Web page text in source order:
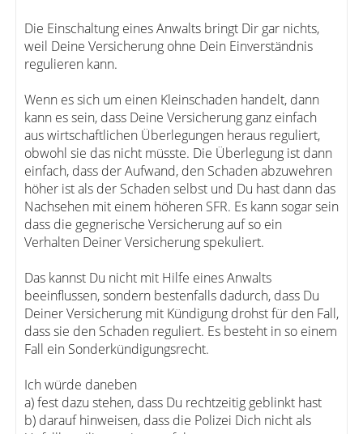
Die Einschaltung eines Anwalts bringt Dir gar nichts,
weil Deine Versicherung ohne Dein Einverständnis
regulieren kann.
Wenn es sich um einen Kleinschaden handelt, dann
kann es sein, dass Deine Versicherung ganz einfach
aus wirtschaftlichen Überlegungen heraus reguliert,
obwohl sie das nicht müsste. Die Überlegung ist dann
einfach, dass der Aufwand, den Schaden abzuwehren
höher ist als der Schaden selbst und Du hast dann das
Nachsehen mit einem höheren SFR. Es kann sogar sein
dass die gegnerische Versicherung auf so ein
Verhalten Deiner Versicherung spekuliert.
Das kannst Du nicht mit Hilfe eines Anwalts
beeinflussen, sondern bestenfalls dadurch, dass Du
Deiner Versicherung mit Kündigung drohst für den Fall,
dass sie den Schaden reguliert. Es besteht in so einem
Fall ein Sonderkündigungsrecht.
Ich würde daneben
a) fest dazu stehen, dass Du rechtzeitig geblinkt hast
b) darauf hinweisen, dass die Polizei Dich nicht als